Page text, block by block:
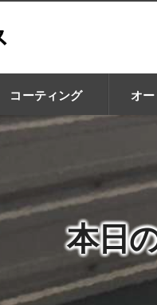
コーティング
CHIP BRA
Car Purele
オ
本日